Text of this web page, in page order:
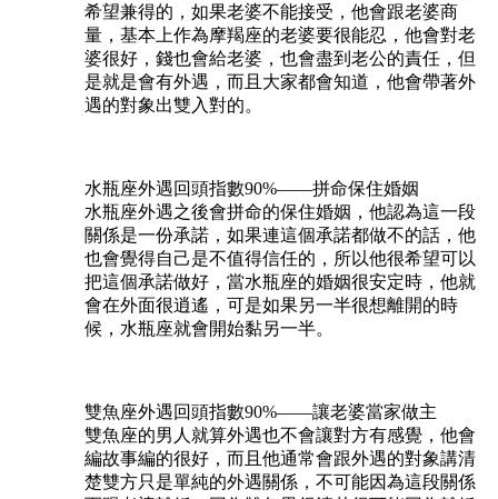
希望兼得的，如果老婆不能接受，他會跟老婆商
量，基本上作為摩羯座的老婆要很能忍，他會對老
婆很好，錢也會給老婆，也會盡到老公的責任，但
是就是會有外遇，而且大家都會知道，他會帶著外
遇的對象出雙入對的。
水瓶座外遇回頭指數90%——拼命保住婚姻
水瓶座外遇之後會拼命的保住婚姻，他認為這一段
關係是一份承諾，如果連這個承諾都做不的話，他
也會覺得自己是不值得信任的，所以他很希望可以
把這個承諾做好，當水瓶座的婚姻很安定時，他就
會在外面很逍遙，可是如果另一半很想離開的時
候，水瓶座就會開始黏另一半。
雙魚座外遇回頭指數90%——讓老婆當家做主
雙魚座的男人就算外遇也不會讓對方有感覺，他會
編故事編的很好，而且他通常會跟外遇的對象講清
楚雙方只是單純的外遇關係，不可能因為這段關係